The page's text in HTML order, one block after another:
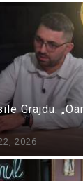
Grajdu:
2026